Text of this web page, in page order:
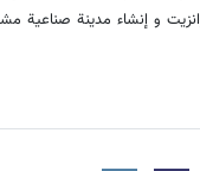
و إنشاء مدینة صناعیة